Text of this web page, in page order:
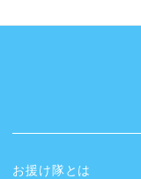
お援け隊とは